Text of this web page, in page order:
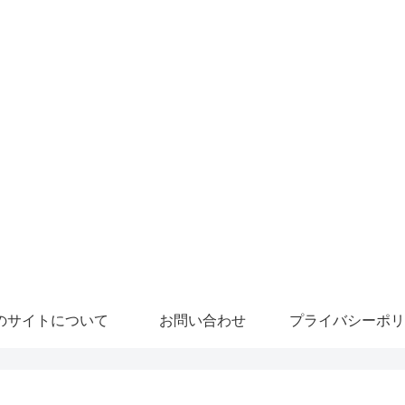
サイトについて お問い合わせ プライバシーポ